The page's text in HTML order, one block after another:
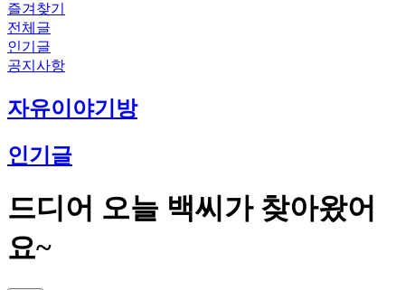
즐겨찾기
전체글
인기글
공지사항
자유이야기방
인기글
드디어 오늘 백씨가 찾아왔어
요~